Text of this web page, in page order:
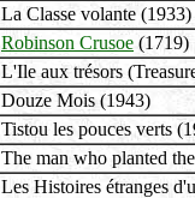
La Classe volante (1933)
Robinson Crusoe (1719)
L'Ile aux trésors
Douze Mois (1943)
Tistou les pouces verts
The man who planted
Les Histoires étranges